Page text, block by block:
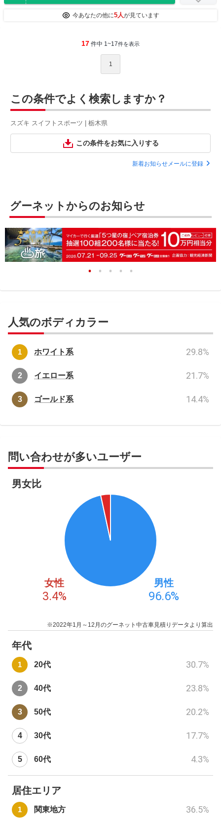
今あなたの他に5人が見ています
17 件中 1~17件を表示
1
この条件でよく検索しますか？
スズキ スイフトスポーツ | 栃木県
この条件をお気に入りする
新着お知らせメールに登録
グーネットからのお知らせ
人気のボディカラー
ホワイト系 29.8%
イエロー系 21.7%
ゴールド系 14.4%
問い合わせが多いユーザー
男女比
女性
3.4%
男性
96.6%
※2022年1月～12月のグーネット中古車見積りデータより算出
年代
20代 30.7%
40代 23.8%
50代 20.2%
30代 17.7%
60代 4.3%
居住エリア
関東地方 36.5%